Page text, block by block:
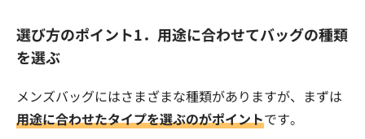
選び方のポイント1．用途に合わせてバッグの種類
を選ぶ
メンズバッグにはさまざまな種類がありますが、まずは
用途に合わせたタイプを選ぶのがポイントです。